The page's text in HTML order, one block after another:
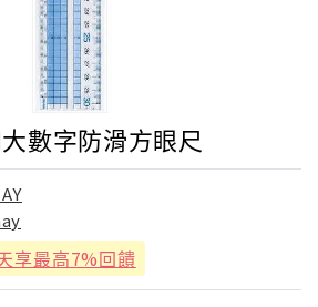
數字防滑方眼尺
享最高7%回饋